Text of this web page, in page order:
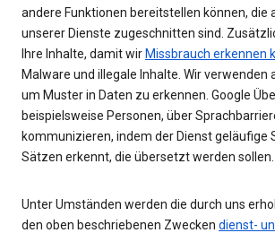
andere Funktionen bereitstellen können, die
unserer Dienste zugeschnitten sind.
Ihre Inhalte, damit wir Missbrauch erkennen
Malware und illegale Inhalte. Wir verwenden
um Muster in Daten zu erkennen. Google
beispielsweise Personen, über
kommunizieren, indem der Dienst geläufige
Sätzen erkennt, die übersetzt werden sollen.
Unter Umständen werden die durch uns
den oben beschriebenen Zwecken dienst-